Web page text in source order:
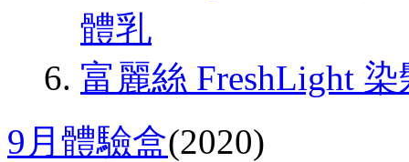
體乳
富麗絲 FreshLight
9月體驗盒(2020)